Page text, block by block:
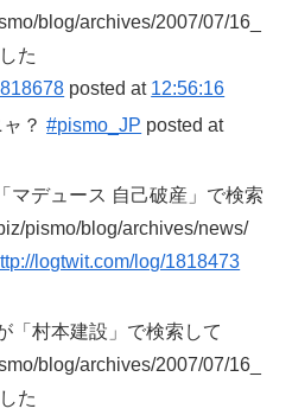
blog/archives/2007/07/16_
た
posted at 12:56:16
ャ？#pismo_JP posted at
マデュース 自己破産」で検索
pismo/blog/archives/news/
logtwit.com/log/1818473
「村本建設」で検索して
blog/archives/2007/07/16_
た